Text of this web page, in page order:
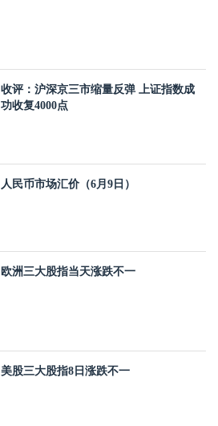
收评：沪深京三市缩量反弹 上证指数成
功收复4000点
人民币市场汇价（6月9日）
欧洲三大股指当天涨跌不一
美股三大股指8日涨跌不一